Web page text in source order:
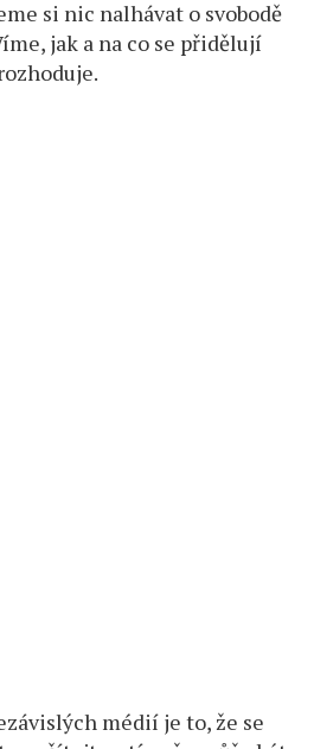
si nic nalhávat o svobodě
jak a na co se přidělují
médií je to, že se